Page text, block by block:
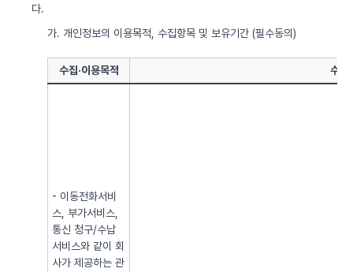
다.
가. 개인정보의 이용목적, 수집항목 및 보유기간 (필수동의)
수집·이용목적 수집
- 이동전화서비
스, 부가서비스,
통신 청구/수납
서비스와 같이 회
사가 제공하는 관